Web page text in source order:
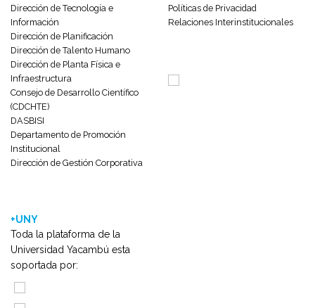
Dirección de Tecnología e
Información
Dirección de Planificación
Dirección de Talento Humano
Dirección de Planta Física e
Infraestructura
Consejo de Desarrollo Científico
(CDCHTE)
DASBISI
Departamento de Promoción
Institucional
Dirección de Gestión Corporativa
+UNY
Toda la plataforma de la
Universidad Yacambú esta
soportada por:
Políticas de Privacidad
Relaciones Interinstitucionales